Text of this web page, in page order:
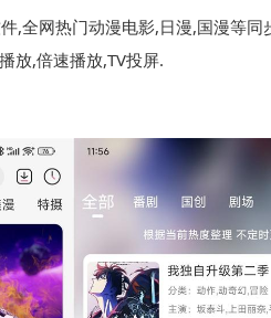
,全网热门动漫电影,日漫,国漫等
放,倍速播放,TV投屏.